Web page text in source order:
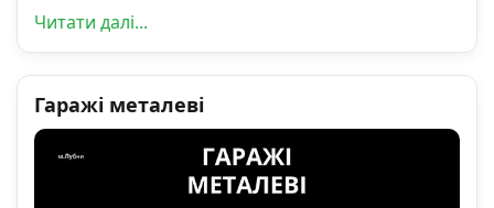
Читати далі...
Гаражі металеві